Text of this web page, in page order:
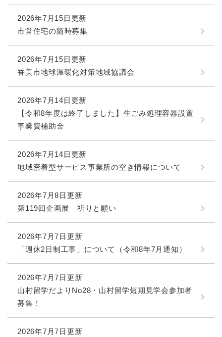
2026年7月15日更新
市営住宅の随時募集
2026年7月15日更新
香美市地球温暖化対策地域協議会
2026年7月14日更新
【令和8年度は終了しました】生ごみ処理容器設置
事業費補助金
2026年7月14日更新
地域密着型サービス事業所の空き情報について
2026年7月8日更新
第119回企画展 祈りと願い
2026年7月7日更新
「週休2日制工事」について（令和8年7月通知）
2026年7月7日更新
山村留学だよりNo28・山村留学短期見学会参加者
募集！
2026年7月7日更新